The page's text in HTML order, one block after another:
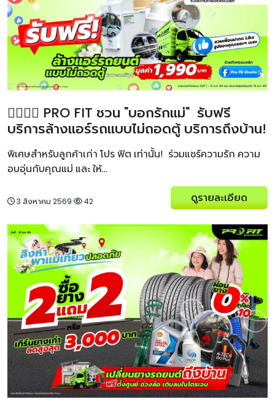
👩‍❤️‍💋‍👩 PRO FIT ชวน "บอกรักแม่" รับฟรี
บริการล้างแอร์รถแบบไม่ถอดตู้ บริการถึงบ้าน!
พิเศษสำหรับลูกค้าเก่า โปร ฟิต เท่านั้น! ร่วมแชร์ความรัก ความ
อบอุ่นกับคุณแม่ และ ให้...
3 สิงหาคม 2569 42 ดูรายละเอียด